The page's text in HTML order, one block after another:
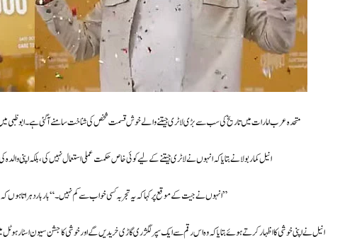
متحدہ عرب امارات میں تاریخ کی سب سے بڑی لاٹری جیتنے والے خوش قسمت شخص کی شناخت سامنے آ گئی ہے۔ ابوظبی میں مقیم 29 سالہ انیل کمار بولا نے 100 ملین درہم کی لاٹری جیت کر سب کو
انیل کمار بولا نے بتایا کہ انہوں نے لاٹری جیتنے کے لیے کوئی خاص حکمت عملی استعمال نہیں کی، بلکہ اپنی والدہ کی سالگرہ کے مہینے کے مطابق نمبر
انہوں نے جیت کے موقع پر کہا کہ یہ تجربہ کسی خواب سے کم نہیں۔ “بار بار دہراتا ہوں کہ میں واقعی 100 ملین درہم جیت چکا ہوں۔ جب مجھے اس کا علم ہوا تو میں سکتے میں آ گیا تھا۔”
انیل نے اپنی خوشی کا اظہار کرتے ہوئے بتایا کہ وہ اس رقم سے ایک سپر لگژری گاڑی خریدیں گے اور خوشی کا جشن سیون اسٹار ہوٹل